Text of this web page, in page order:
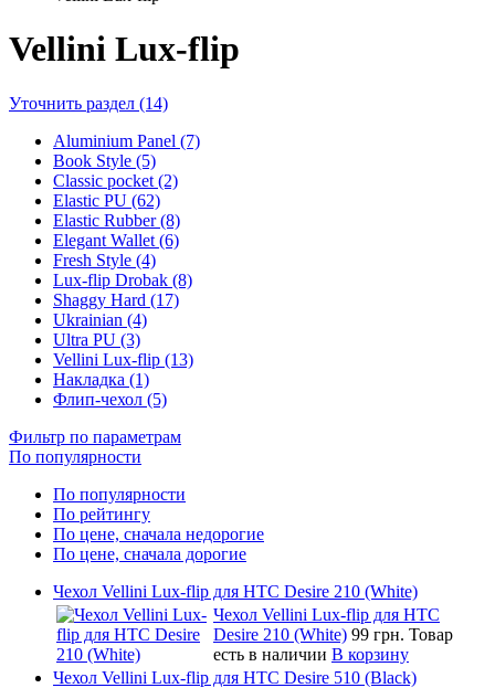
Vellini Lux-flip
Уточнить раздел (14)
Aluminium Panel (7)
Book Style (5)
Classic pocket (2)
Elastic PU (62)
Elastic Rubber (8)
Elegant Wallet (6)
Fresh Style (4)
Lux-flip Drobak (8)
Shaggy Hard (17)
Ukrainian (4)
Ultra PU (3)
Vellini Lux-flip (13)
Накладка (1)
Флип-чехол (5)
Фильтр по параметрам
По популярности
По популярности
По рейтингу
По цене, сначала недорогие
По цене, сначала дорогие
Чехол Vellini Lux-flip для HTC Desire 210 (White)
Чехол Vellini Lux-flip для HTC
Desire 210 (White) 99 грн. Товар
есть в наличии В корзину
Чехол Vellini Lux-flip для HTC Desire 510 (Black)